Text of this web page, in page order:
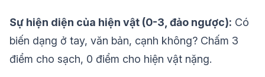
Sự hiện diện của hiện vật (0-3, đảo ngược): Có
biến dạng ở tay, văn bản, cạnh không? Chấm 3
điểm cho sạch, 0 điểm cho hiện vật nặng.